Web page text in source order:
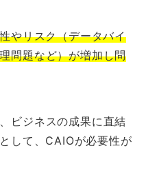
やリスク（データバイ
問題など）が増加し問
ビジネスの成果に直結
して、CAIOが必要性が